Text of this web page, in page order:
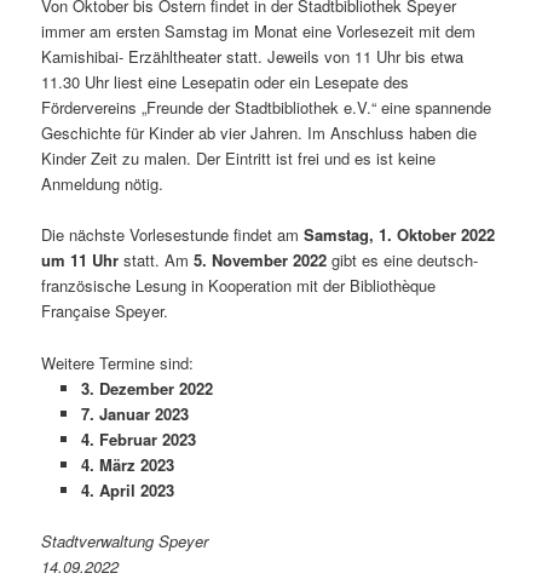
Von Oktober bis Ostern findet in der Stadtbibliothek Speyer
immer am ersten Samstag im Monat eine Vorlesezeit mit dem
Kamishibai- Erzähltheater statt. Jeweils von 11 Uhr bis etwa
11.30 Uhr liest eine Lesepatin oder ein Lesepate des
Fördervereins „Freunde der Stadtbibliothek e.V.“ eine spannende
Geschichte für Kinder ab vier Jahren. Im Anschluss haben die
Kinder Zeit zu malen. Der Eintritt ist frei und es ist keine
Anmeldung nötig.
Die nächste Vorlesestunde findet amSamstag, 1. Oktober 2022
um 11 Uhrstatt. Am5. November 2022 gibt es eine deutsch-
französische Lesung in Kooperation mit der Bibliothèque
Française Speyer.
Weitere Termine sind:
3. Dezember 2022
7. Januar 2023
4. Februar 2023
4. März 2023
4. April 2023
Stadtverwaltung Speyer
14.09.2022